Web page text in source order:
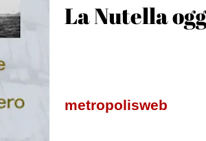
La Nutella
metropolisweb